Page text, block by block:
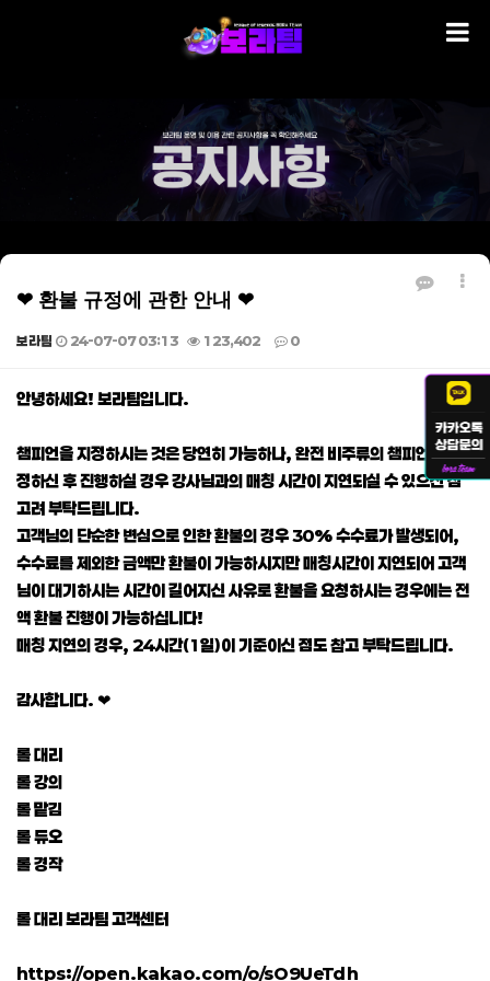
❤ 환불 규정에 관한 안내 ❤
보라팀 24-07-07 03:13 123,402 0
본문
안녕하세요! 보라팀입니다.
챔피언을 지정하시는 것은 당연히 가능하나, 완전 비주류의 챔피언을 지
정하신 후 진행하실 경우 강사님과의 매칭 시간이 지연되실 수 있으신 점
고려 부탁드립니다.
고객님의 단순한 변심으로 인한 환불의 경우 30% 수수료가 발생되어,
수수료를 제외한 금액만 환불이 가능하시지만 매칭시간이 지연되어 고객
님이 대기하시는 시간이 길어지신 사유로 환불을 요청하시는 경우에는 전
액 환불 진행이 가능하십니다!
매칭 지연의 경우, 24시간(1일)이 기준이신 점도 참고 부탁드립니다.
감사합니다. ❤
롤 대리
롤 강의
롤 맡김
롤 듀오
롤 경작
롤 대리 보라팀 고객센터
https://open.kakao.com/o/sO9UeTdh